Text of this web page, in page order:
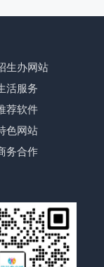
生办网站
活服务
荐软件
色网站
务合作